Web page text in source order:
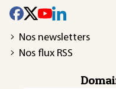
Nos newsletters
Nos flux RSS